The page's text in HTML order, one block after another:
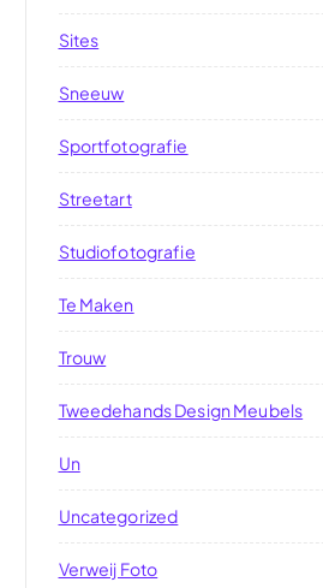
Sites
Sneeuw
Sportfotografie
Streetart
Studiofotografie
Te Maken
Trouw
Tweedehands Design Meubels
Un
Uncategorized
Verweij Foto